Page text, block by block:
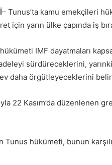
– Tunus’ta kamu emekçileri
için yarın ülke çapında iş
IMF dayatmaları
sürdüreceklerini,
daha örgütleyeceklerini
22 Kasım’da düzenlenen
Tunus hükümeti, bunun